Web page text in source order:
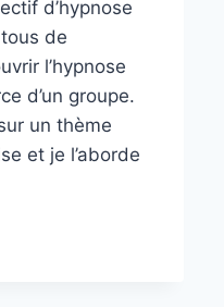
d’hypnose
de
l’hypnose
d’un groupe.
un thème
et je l’aborde